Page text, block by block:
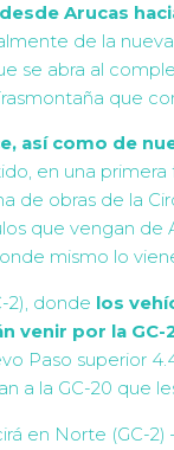
Arucas
de la
se abra al
que
así como de
en una
de obras de la
que vengan de
mismo lo
2), donde los
venir por la GC-
Paso superior
a la GC-20 que
en Norte (GC-2)